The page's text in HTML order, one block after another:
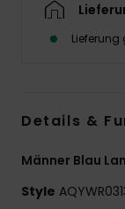
Details &
Männer Blau
Style